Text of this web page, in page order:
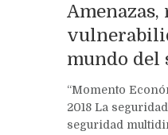
Amenazas,
mundo del
“Momento
2018 La
seguridad